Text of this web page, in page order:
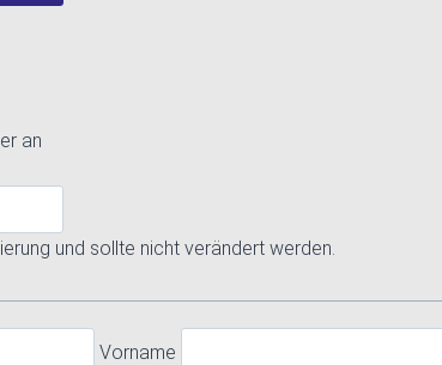
an
und sollte nicht verändert werden.
Vorname